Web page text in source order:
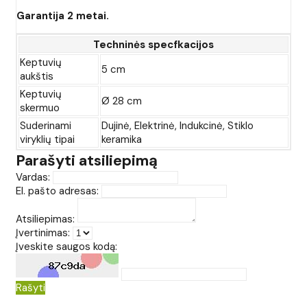
Garantija 2 metai.
Techninės specfkacijos
Keptuvių
aukštis
5 cm
Keptuvių
skermuo
Ø 28 cm
Suderinami
viryklių tipai
Dujinė, Elektrinė, Indukcinė, Stiklo
keramika
Parašyti atsiliepimą
Vardas:
El. pašto adresas:
Atsiliepimas:
Įvertinimas:
Įveskite saugos kodą:
Rašyti